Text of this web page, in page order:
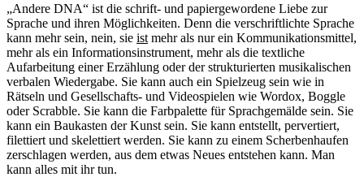
„Andere DNA“ ist die schrift- und papiergewordene Liebe zur
Sprache und ihren Möglichkeiten. Denn die verschriftlichte Sprache
kann mehr sein, nein, sie ist mehr als nur ein Kommunikationsmittel,
mehr als ein Informationsinstrument, mehr als die textliche
Aufarbeitung einer Erzählung oder der strukturierten musikalischen
verbalen Wiedergabe. Sie kann auch ein Spielzeug sein wie in
Rätseln und Gesellschafts- und Videospielen wie Wordox, Boggle
oder Scrabble. Sie kann die Farbpalette für Sprachgemälde sein. Sie
kann ein Baukasten der Kunst sein. Sie kann entstellt, pervertiert,
filettiert und skelettiert werden. Sie kann zu einem Scherbenhaufen
zerschlagen werden, aus dem etwas Neues entstehen kann. Man
kann alles mit ihr tun.